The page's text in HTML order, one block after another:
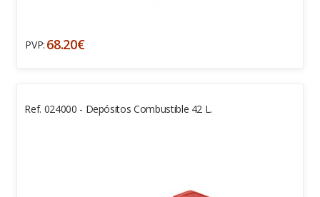
PVP: 68.20€
Ref. 024000 - Depósitos Combustible 42 L.